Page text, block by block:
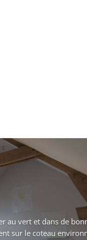
au vert et dans de
sur le coteau